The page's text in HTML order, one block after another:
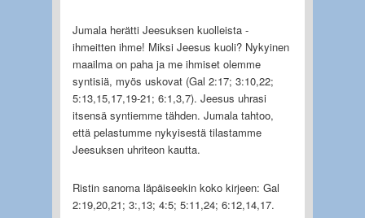
Jumala herätti Jeesuksen kuolleista -
ihmeitten ihme! Miksi Jeesus kuoli? Nykyinen
maailma on paha ja me ihmiset olemme
syntisiä, myös uskovat (Gal 2:17; 3:10,22;
5:13,15,17,19-21; 6:1,3,7). Jeesus uhrasi
itsensä syntiemme tähden. Jumala tahtoo,
että pelastumme nykyisestä tilastamme
Jeesuksen uhriteon kautta.
Ristin sanoma läpäiseekin koko kirjeen: Gal
2:19,20,21; 3:,13; 4:5; 5:11,24; 6:12,14,17.